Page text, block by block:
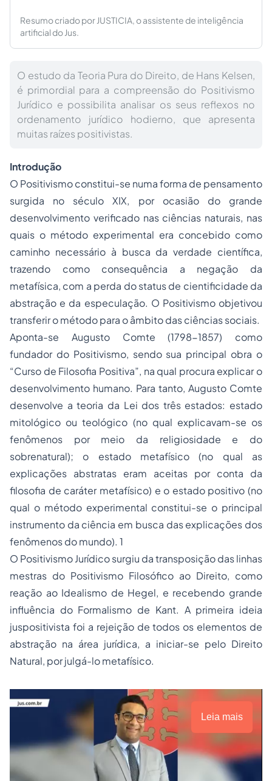
Resumo criado por JUSTICIA, o assistente de inteligência
artificial do Jus.
O estudo da Teoria Pura do Direito, de Hans Kelsen,
é primordial para a compreensão do Positivismo
Jurídico e possibilita analisar os seus reflexos no
ordenamento jurídico hodierno, que apresenta
muitas raízes positivistas.
Introdução
O Positivismo constitui-se numa forma de pensamento
surgida no século XIX, por ocasião do grande
desenvolvimento verificado nas ciências naturais, nas
quais o método experimental era concebido como
caminho necessário à busca da verdade científica,
trazendo como consequência a negação da
metafísica, com a perda do status de cientificidade da
abstração e da especulação. O Positivismo objetivou
transferir o método para o âmbito das ciências sociais.
Aponta-se Augusto Comte (1798-1857) como
fundador do Positivismo, sendo sua principal obra o
“Curso de Filosofia Positiva”, na qual procura explicar o
desenvolvimento humano. Para tanto, Augusto Comte
desenvolve a teoria da Lei dos três estados: estado
mitológico ou teológico (no qual explicavam-se os
fenômenos por meio da religiosidade e do
sobrenatural); o estado metafísico (no qual as
explicações abstratas eram aceitas por conta da
filosofia de caráter metafísico) e o estado positivo (no
qual o método experimental constitui-se o principal
instrumento da ciência em busca das explicações dos
fenômenos do mundo). 1
O Positivismo Jurídico surgiu da transposição das linhas
mestras do Positivismo Filosófico ao Direito, como
reação ao Idealismo de Hegel, e recebendo grande
influência do Formalismo de Kant. A primeira ideia
juspositivista foi a rejeição de todos os elementos de
abstração na área jurídica, a iniciar-se pelo Direito
Natural, por julgá-lo metafísico.
Leia mais